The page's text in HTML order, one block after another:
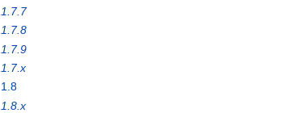
1.7.7
1.7.8
1.7.9
1.7.x
1.8
1.8.x